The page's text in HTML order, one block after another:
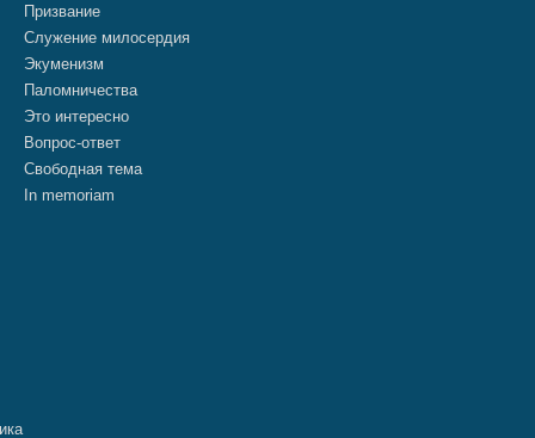
Призвание
Служение милосердия
Экуменизм
Паломничества
Это интересно
Вопрос-ответ
Свободная тема
In memoriam